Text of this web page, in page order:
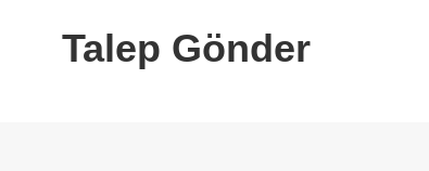
Talep Gönder